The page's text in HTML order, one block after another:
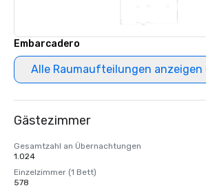
Embarcadero
Alle Raumaufteilungen anzeigen
Gästezimmer
Gesamtzahl an Übernachtungen
1.024
Einzelzimmer (1 Bett)
578